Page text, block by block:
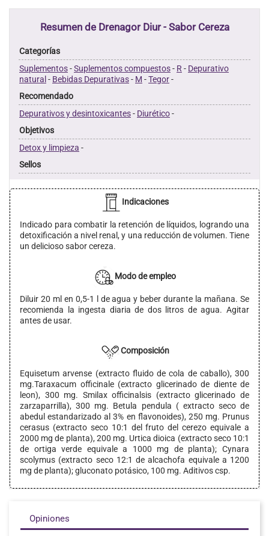
Resumen de Drenagor Diur - Sabor Cereza
Categorías
Suplementos-Suplementos compuestos- R - Depurativo
natural- Bebidas Depurativas- M -Tegor-
Recomendado
Depurativos y desintoxicantes- Diurético-
Objetivos
Detox y limpieza -
Sellos
Indicaciones
Indicado para combatir la retención de líquidos, logrando una
detoxificación a nivel renal, y una reducción de volumen. Tiene
un delicioso sabor cereza.
Modo de empleo
Diluir 20 ml en 0,5-1 l de agua y beber durante la mañana. Se
recomienda la ingesta diaria de dos litros de agua. Agitar
antes de usar.
Composición
Equisetum arvense (extracto fluido de cola de caballo), 300
mg.Taraxacum officinale (extracto glicerinado de diente de
leon), 300 mg. Smilax officinalsis (extracto glicerinado de
zarzaparrilla), 300 mg. Betula pendula ( extracto seco de
abedul estandarizado al 3% en flavonoides), 250 mg. Prunus
cerasus (extracto seco 10:1 del fruto del cerezo equivale a
2000 mg de planta), 200 mg. Urtica dioica (extracto seco 10:1
de ortiga verde equivale a 1000 mg de planta); Cynara
scolymus (extracto seco 12:1 de alcachofa equivale a 1200
mg de planta); gluconato potásico, 100 mg. Aditivos csp.
Opiniones